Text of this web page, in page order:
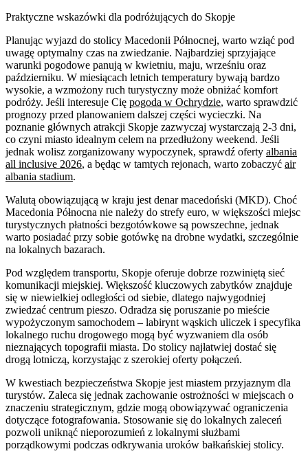
Praktyczne wskazówki dla podróżujących do Skopje
Planując wyjazd do stolicy Macedonii Północnej, warto wziąć pod
uwagę optymalny czas na zwiedzanie. Najbardziej sprzyjające
warunki pogodowe panują w kwietniu, maju, wrześniu oraz
październiku. W miesiącach letnich temperatury bywają bardzo
wysokie, a wzmożony ruch turystyczny może obniżać komfort
podróży. Jeśli interesuje Cię pogoda w Ochrydzie, warto sprawdzić
prognozy przed planowaniem dalszej części wycieczki. Na
poznanie głównych atrakcji Skopje zazwyczaj wystarczają 2-3 dni,
co czyni miasto idealnym celem na przedłużony weekend. Jeśli
jednak wolisz zorganizowany wypoczynek, sprawdź oferty albania
all inclusive 2026, a będąc w tamtych rejonach, warto zobaczyć air
albania stadium.
Walutą obowiązującą w kraju jest denar macedoński (MKD). Choć
Macedonia Północna nie należy do strefy euro, w większości miejsc
turystycznych płatności bezgotówkowe są powszechne, jednak
warto posiadać przy sobie gotówkę na drobne wydatki, szczególnie
na lokalnych bazarach.
Pod względem transportu, Skopje oferuje dobrze rozwiniętą sieć
komunikacji miejskiej. Większość kluczowych zabytków znajduje
się w niewielkiej odległości od siebie, dlatego najwygodniej
zwiedzać centrum pieszo. Odradza się poruszanie po mieście
wypożyczonym samochodem – labirynt wąskich uliczek i specyfika
lokalnego ruchu drogowego mogą być wyzwaniem dla osób
nieznających topografii miasta. Do stolicy najłatwiej dostać się
drogą lotniczą, korzystając z szerokiej oferty połączeń.
W kwestiach bezpieczeństwa Skopje jest miastem przyjaznym dla
turystów. Zaleca się jednak zachowanie ostrożności w miejscach o
znaczeniu strategicznym, gdzie mogą obowiązywać ograniczenia
dotyczące fotografowania. Stosowanie się do lokalnych zaleceń
pozwoli uniknąć nieporozumień z lokalnymi służbami
porządkowymi podczas odkrywania uroków bałkańskiej stolicy.